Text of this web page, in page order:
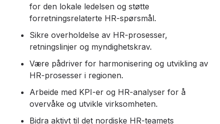
for den lokale ledelsen og støtte
forretningsrelaterte HR-spørsmål.
Sikre overholdelse av HR-prosesser,
retningslinjer og myndighetskrav.
Være pådriver for harmonisering og utvikling av
HR-prosesser i regionen.
Arbeide med KPI-er og HR-analyser for å
overvåke og utvikle virksomheten.
Bidra aktivt til det nordiske HR-teamets